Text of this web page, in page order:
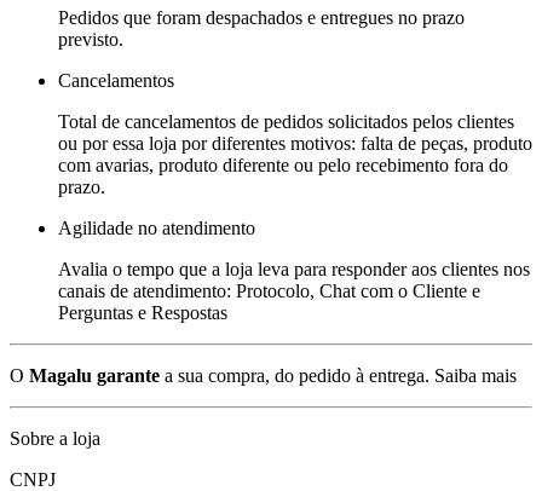
Pedidos que foram despachados e entregues no prazo
previsto.
Cancelamentos
Total de cancelamentos de pedidos solicitados pelos clientes
ou por essa loja por diferentes motivos: falta de peças, produto
com avarias, produto diferente ou pelo recebimento fora do
prazo.
Agilidade no atendimento
Avalia o tempo que a loja leva para responder aos clientes nos
canais de atendimento: Protocolo, Chat com o Cliente e
Perguntas e Respostas
O Magalu garante a sua compra, do pedido à entrega. Saiba mais
Sobre a loja
CNPJ